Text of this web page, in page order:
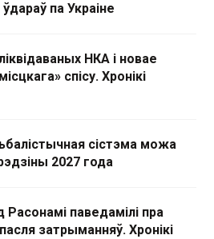
па Украіне
НКА і новае
спісу. Хронікі
сістэма можа
2027 года
Расонамі паведамілі пра
затрыманняў. Хронікі